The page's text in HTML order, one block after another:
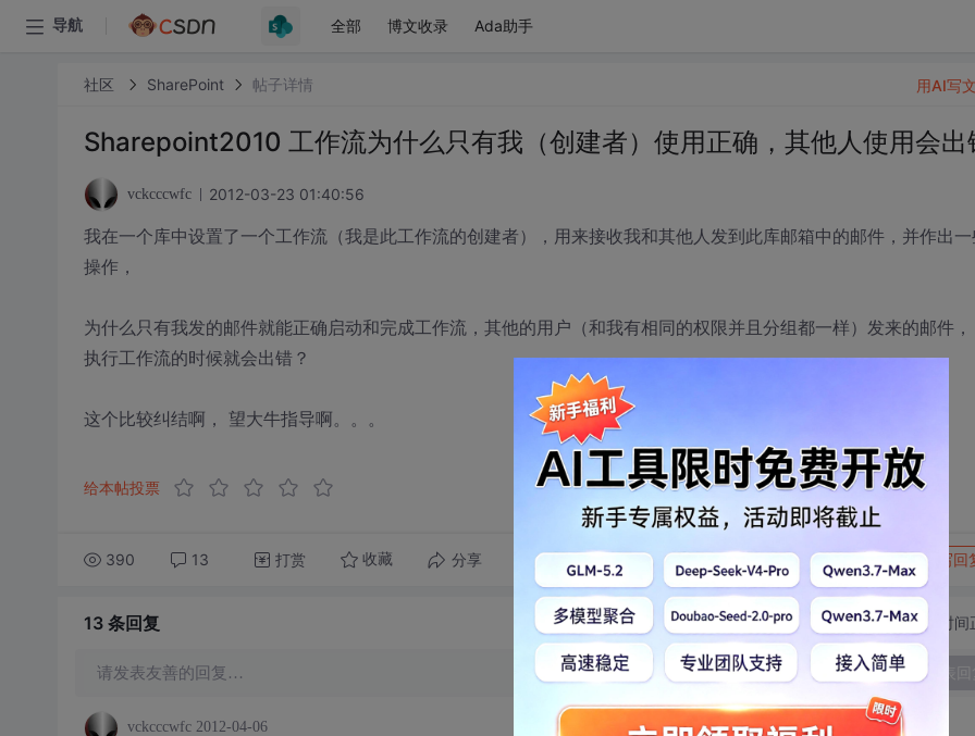
导航 全部 博文收录 Ada助手
社区 SharePoint 帖子详情
Sharepoint2010 工作流为什么只有我（创建者）使用正确，其他人使用会出
vckcccwfc 2012-03-23 01:40:56
我在一个库中设置了一个工作流（我是此工作流的创建者），用来接收我和其他人发到此库邮箱中的邮件，并作出一
操作，
为什么只有我发的邮件就能正确启动和完成工作流，其他的用户（和我有相同的权限并且分组都一样）发来的邮件，
执行工作流的时候就会出错？
这个比较纠结啊， 望大牛指导啊。。。
给本帖投票
390 13 打赏 收藏 分享 转发到动态 举报 写回
用AI写
13 条回复 切换为时间
请发表友善的回复… 发表回
vckcccwfc 2012-04-06